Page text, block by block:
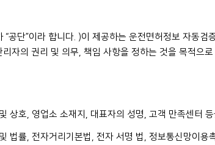
“공단”이라 합니다. )이 제공하는 운전면허정보 자동
자의 권리 및 의무, 책임 사항을 정하는 것을 목적으로
상호, 영업소 소재지, 대표자의 성명, 고객 만족센터
법률, 전자거리기본법, 전자 서명 법, 정보통신망이용